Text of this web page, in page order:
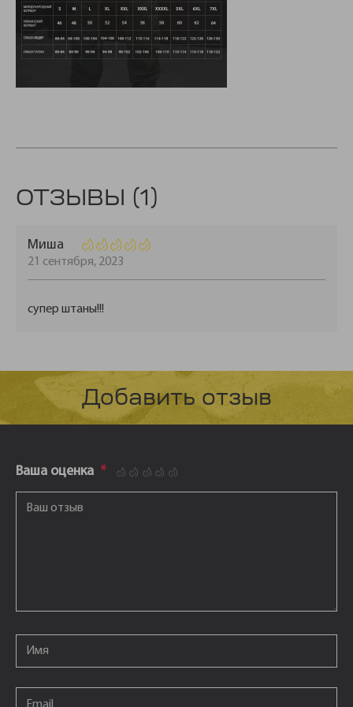
ОТЗЫВЫ (1)
Миша
21 сентября, 2023
супер штаны!!!
Добавить отзыв
Ваша оценка * 12345
Ваш отзыв*
Email*
Email*